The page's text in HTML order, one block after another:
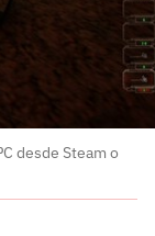
desde Steam o